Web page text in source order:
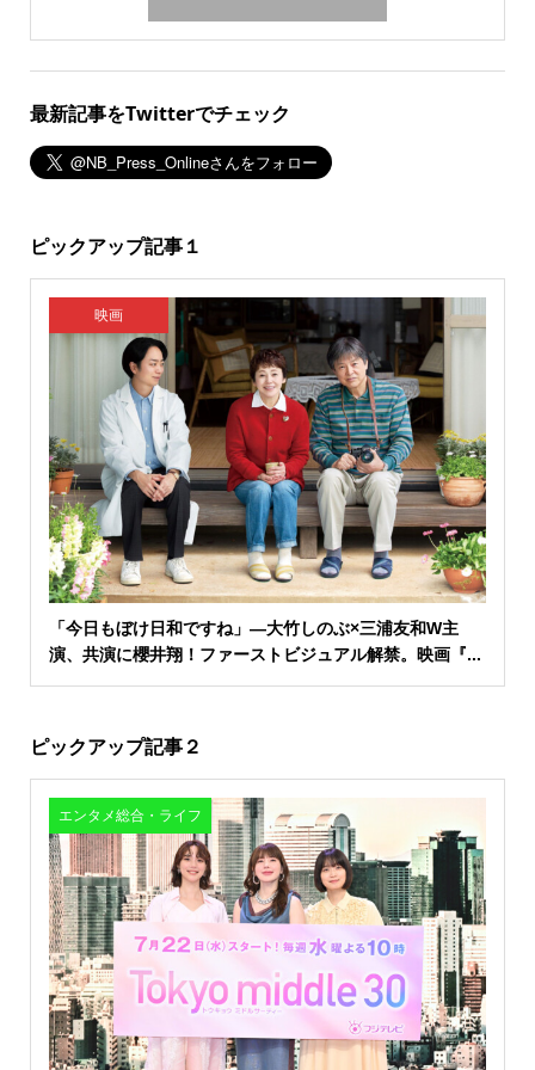
最新記事をTwitterでチェック
ピックアップ記事１
映画
「今日もぼけ日和ですね」―大竹しのぶ×三浦友和W主
演、共演に櫻井翔！ファーストビジュアル解禁。映画『...
ピックアップ記事２
エンタメ総合・ライフ